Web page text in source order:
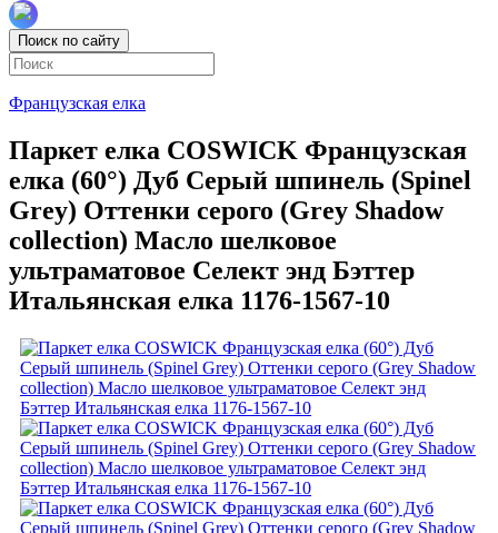
Поиск по сайту
Французская елка
Паркет елка COSWICK Французская
елка (60°) Дуб Серый шпинель (Spinel
Grey) Оттенки серого (Grеy Shadow
collection) Масло шелковое
ультраматовое Селект энд Бэттер
Итальянская елка 1176-1567-10